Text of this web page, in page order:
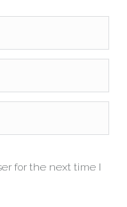
for the next time I